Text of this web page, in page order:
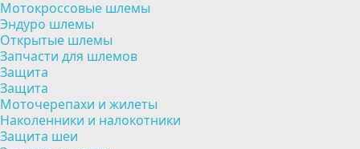
Мотокроссовые шлемы
Эндуро шлемы
Открытые шлемы
Запчасти для шлемов
Защита
Защита
Моточерепахи и жилеты
Наколенники и налокотники
Защита шеи